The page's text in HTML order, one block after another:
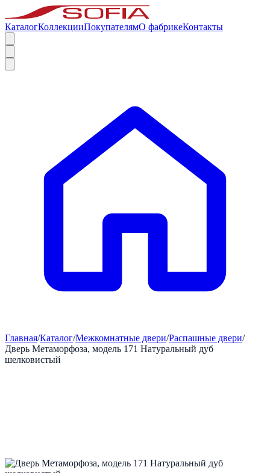
КаталогКоллекцииПокупателямО фабрикеКонтакты
Главная/Каталог/Межкомнатные двери/Распашные двери/
Дверь Метаморфоза, модель 171 Натуральный дуб
шелковистый